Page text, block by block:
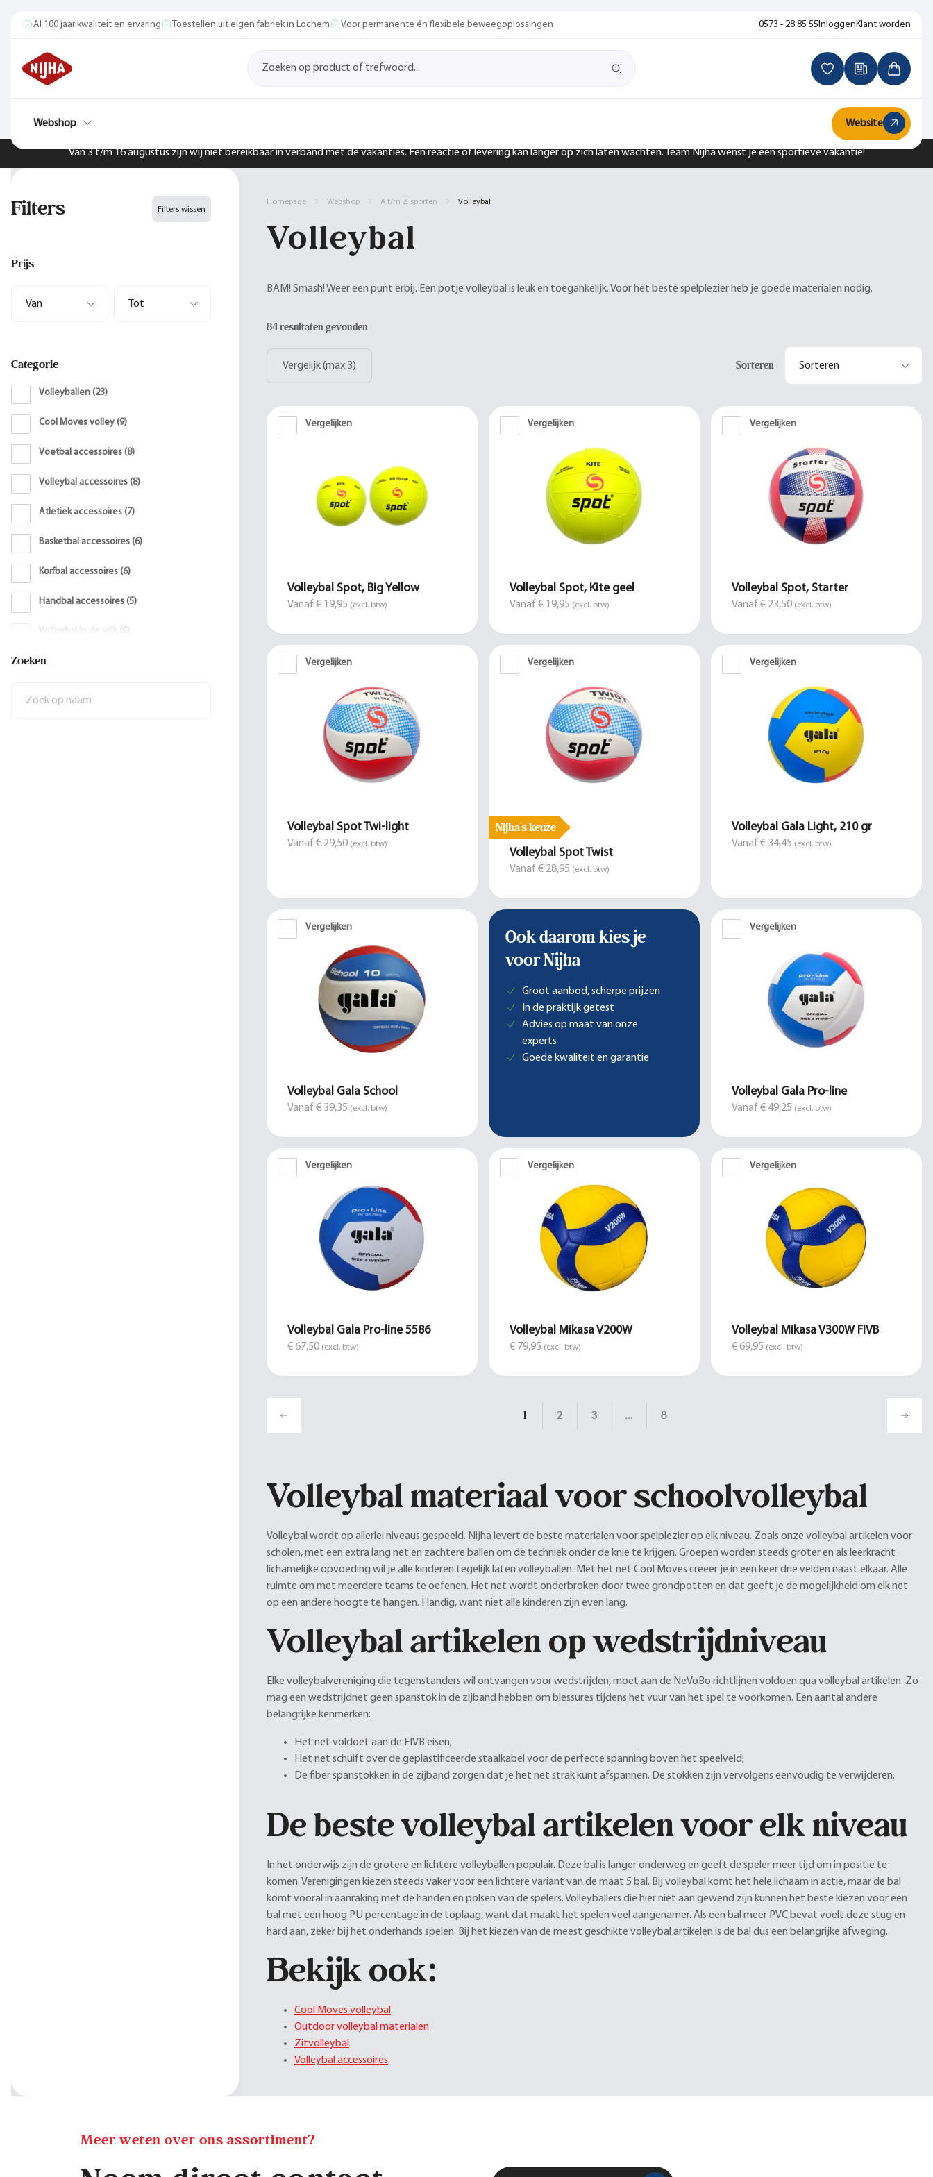
Van 3 t/m 16 augustus zijn wij niet bereikbaar in verband met de vakanties. Een reactie of levering kan langer op zich laten wachten. Team Nijha wenst je een sportieve vakantie!
Al 100 jaar kwaliteit en ervaring Toestellen uit eigen fabriek in Lochem Voor permanente én flexibele beweegoplossingen 0573 - 28 85 55InloggenKlant worden
Webshop Website
Filters Filters wissen
Prijs
Categorie
Volleyballen (23)
Cool Moves volley (9)
Voetbal accessoires (8)
Volleybal accessoires (8)
Atletiek accessoires (7)
Basketbal accessoires (6)
Korfbal accessoires (6)
Handbal accessoires (5)
Volleybal in de wijk ( 5 )
Beach volleybal
Zoeken
Homepage Webshop A t/m Z sporten Volleybal
Volleybal
BAM! Smash! Weer een punt erbij. Een potje volleybal is leuk en toegankelijk. Voor het beste spelplezier heb je goede materialen nodig.
84 resultaten gevonden
Vergelijk (max 3) Sorteren
Vergelijken
Volleybal Spot, Big Yellow
Vanaf € 19,95 (excl. btw)
Vergelijken
Volleybal Spot, Kite geel
Vanaf € 19,95 (excl. btw)
Vergelijken
Volleybal Spot, Starter
Vanaf € 23,50 (excl. btw)
Vergelijken
Volleybal Spot Twi-light
Vanaf € 29,50 (excl. btw)
Vergelijken
Nijha's keuze
Volleybal Spot Twist
Vanaf € 28,95 (excl. btw)
Vergelijken
Volleybal Gala Light, 210 gr
Vanaf € 34,45 (excl. btw)
Vergelijken
Volleybal Gala School
Vanaf € 39,35 (excl. btw)
Ook daarom kies je
voor Nijha
Groot aanbod, scherpe prijzen
In de praktijk getest
Advies op maat van onze
experts
Goede kwaliteit en garantie
Vergelijken
Volleybal Gala Pro-line
Vanaf € 49,25 (excl. btw)
Vergelijken
Volleybal Gala Pro-line 5586
€ 67,50 (excl. btw)
Vergelijken
Volleybal Mikasa V200W
€ 79,95 (excl. btw)
Vergelijken
Volleybal Mikasa V300W FIVB
€ 69,95 (excl. btw)
1 2 3 ... 8
Volleybal materiaal voor schoolvolleybal
Volleybal wordt op allerlei niveaus gespeeld. Nijha levert de beste materialen voor spelplezier op elk niveau. Zoals onze volleybal artikelen voor
scholen, met een extra lang net en zachtere ballen om de techniek onder de knie te krijgen. Groepen worden steeds groter en als leerkracht
lichamelijke opvoeding wil je alle kinderen tegelijk laten volleyballen. Met het net Cool Moves creëer je in een keer drie velden naast elkaar. Alle
ruimte om met meerdere teams te oefenen. Het net wordt onderbroken door twee grondpotten en dat geeft je de mogelijkheid om elk net
op een andere hoogte te hangen. Handig, want niet alle kinderen zijn even lang.
Volleybal artikelen op wedstrijdniveau
Elke volleybalvereniging die tegenstanders wil ontvangen voor wedstrijden, moet aan de NeVoBo richtlijnen voldoen qua volleybal artikelen. Zo
mag een wedstrijdnet geen spanstok in de zijband hebben om blessures tijdens het vuur van het spel te voorkomen. Een aantal andere
belangrijke kenmerken:
Het net voldoet aan de FIVB eisen;
Het net schuift over de geplastificeerde staalkabel voor de perfecte spanning boven het speelveld;
De fiber spanstokken in de zijband zorgen dat je het net strak kunt afspannen. De stokken zijn vervolgens eenvoudig te verwijderen.
De beste volleybal artikelen voor elk niveau
In het onderwijs zijn de grotere en lichtere volleyballen populair. Deze bal is langer onderweg en geeft de speler meer tijd om in positie te
komen. Verenigingen kiezen steeds vaker voor een lichtere variant van de maat 5 bal. Bij volleybal komt het hele lichaam in actie, maar de bal
komt vooral in aanraking met de handen en polsen van de spelers. Volleyballers die hier niet aan gewend zijn kunnen het beste kiezen voor een
bal met een hoog PU percentage in de toplaag, want dat maakt het spelen veel aangenamer. Als een bal meer PVC bevat voelt deze stug en
hard aan, zeker bij het onderhands spelen. Bij het kiezen van de meest geschikte volleybal artikelen is de bal dus een belangrijke afweging.
Bekijk ook:
Cool Moves volleybal
Outdoor volleybal materialen
Zitvolleybal
Volleybal accessoires
Meer weten over ons assortiment?